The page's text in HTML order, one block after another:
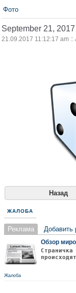
Фото
September 21, 2017
21.09.2017 11:12:17 am ::
Назад
ЖАЛОБА
Реклама Добавить
Обзор
Жалоба